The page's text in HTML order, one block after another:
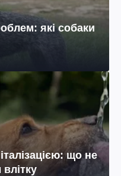
які собаки
що не